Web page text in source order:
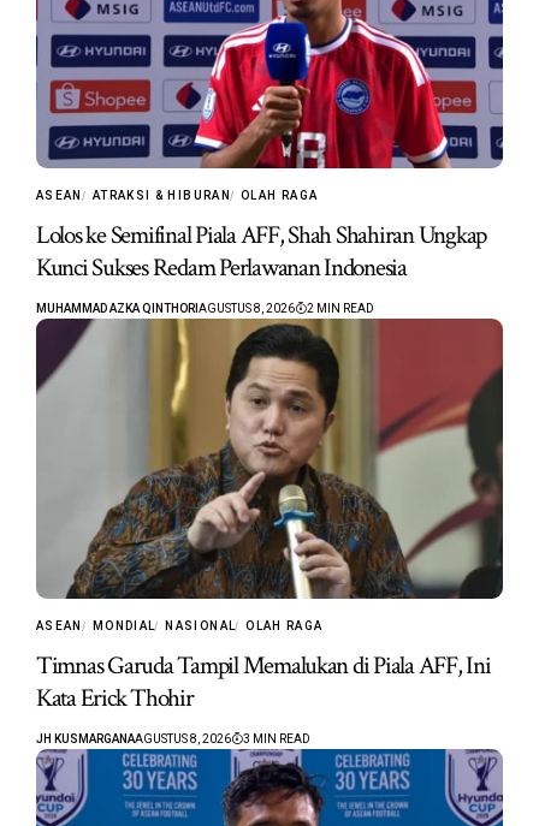
ASEAN ATRAKSI & HIBURAN OLAH RAGA
Lolos ke Semifinal Piala AFF, Shah Shahiran Ungkap
Kunci Sukses Redam Perlawanan Indonesia
MUHAMMAD AZKA QINTHORI AGUSTUS 8, 2026 2 MIN READ
ASEAN MONDIAL NASIONAL OLAH RAGA
Timnas Garuda Tampil Memalukan di Piala AFF, Ini
Kata Erick Thohir
JH KUSMARGANAAGUSTUS 8, 2026 3 MIN READ